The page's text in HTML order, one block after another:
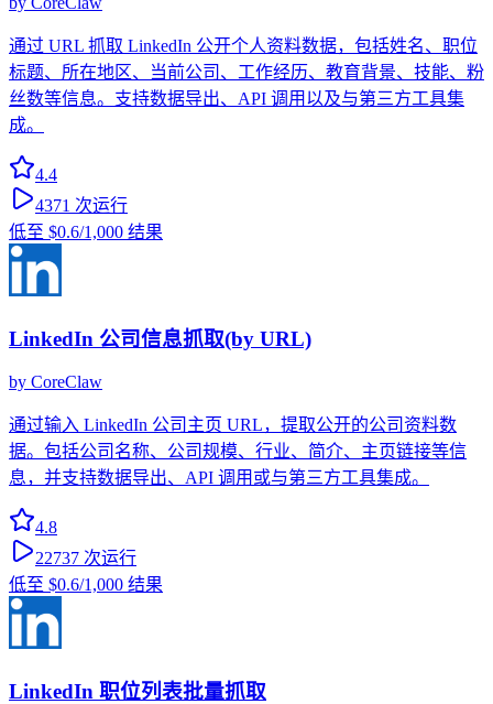
通过 URL 抓取 LinkedIn 公开个人资料数据，包括姓名、职位
标题、所在地区、当前公司、工作经历、教育背景、技能、粉
丝数等信息。支持数据导出、API 调用以及与第三方工具集
成。
4.4
4371 次运行
低至 $0.6/1,000 结果
LinkedIn 公司信息抓取(by URL)
by CoreClaw
通过输入 LinkedIn 公司主页 URL，提取公开的公司资料数
据。包括公司名称、公司规模、行业、简介、主页链接等信
息，并支持数据导出、API 调用或与第三方工具集成。
4.8
22737 次运行
低至 $0.6/1,000 结果
LinkedIn 职位列表批量抓取